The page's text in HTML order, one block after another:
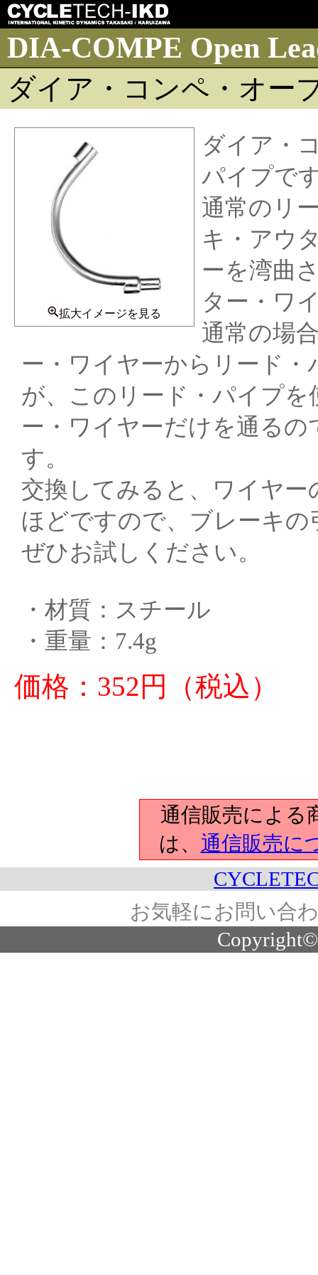
DIA-COMPE Open
ダイア・コンペ・オー
拡大イメージを見る
ダイア・
パイプで
通常のリ
キ・アウ
ーを湾曲
ター・ワ
通常の場
ー・ワイヤーからリード
が、このリード・パイプ
ー・ワイヤーだけを通る
す。
交換してみると、ワイヤ
ほどですので、ブレーキ
ぜひお試しください。
・材質：スチール
・重量：7.4g
価格：352円（税込）
通信販売による
は、 通信販売に
お気軽にお問い合